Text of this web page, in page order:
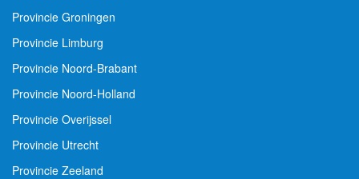
Provincie Groningen
Provincie Limburg
Provincie Noord-Brabant
Provincie Noord-Holland
Provincie Overijssel
Provincie Utrecht
Provincie Zeeland